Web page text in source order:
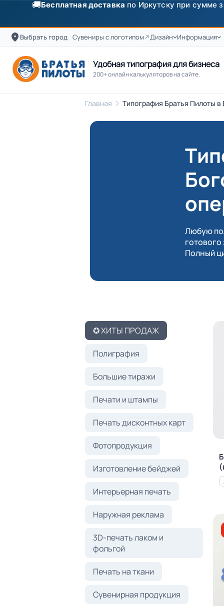
✨Скидка250 ₽на первый заказ от 3000 ₽ по
Выбрать город Сувениры с логотипом Дизайн Информация
Удобная типография для бизнеса
200+ онлайн калькуляторов на сайте.
Главная Типография Братья Пилоты в
Любую
готового
Полный
✪ ХИТЫ ПРОДАЖ
Полиграфия
Большие тиражи
Печати и штампы
Печать дисконтных карт
Фотопродукция
Изготовление бейджей
Интерьерная печать
Наружная реклама
3D-печать лаком и
фольгой
Печать на ткани
Сувенирная продукция